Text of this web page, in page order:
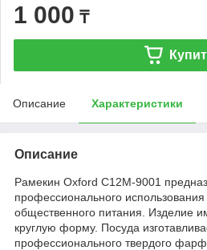
1 000 ₸
Описание Характеристики
Описание
Рамекин Oxford C12M-9001
профессионального
общественного питания. Изделие
круглую форму. Посуда
профессионального твердого